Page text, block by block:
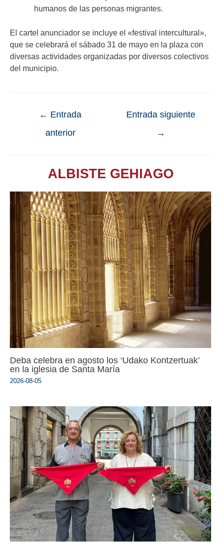
humanos de las personas migrantes.
El cartel anunciador se incluye el «festival intercultural»,
que se celebrará el sábado 31 de mayo en la plaza con
diversas actividades organizadas por diversos colectivos
del municipio.
← Entrada
anterior
Entrada siguiente
→
ALBISTE GEHIAGO
Deba celebra en agosto los ‘Udako Kontzertuak’
en la iglesia de Santa María
2026-08-05